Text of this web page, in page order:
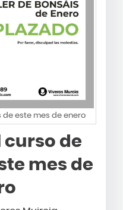
este mes de enero
curso de
mes de